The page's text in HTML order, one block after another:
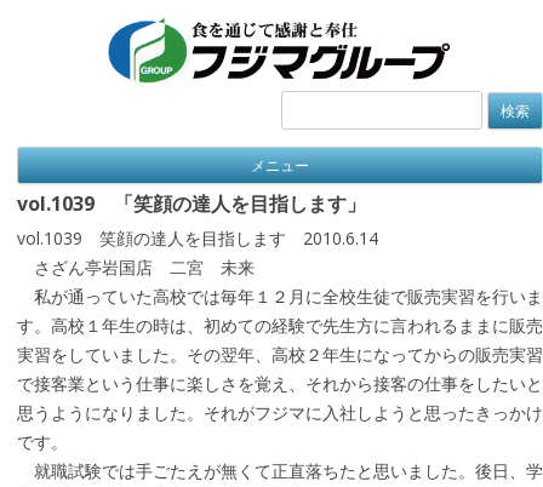
検
メニュー
vol.1039 「笑顔の達人を目指します」
vol.1039 笑顔の達人を目指します 2010.6.14
さざん亭岩国店 二宮 未来
私が通っていた高校では毎年１２月に全校生徒で販売実習を行いま
す。高校１年生の時は、初めての経験で先生方に言われるままに販売
実習をしていました。その翌年、高校２年生になってからの販売実習
で接客業という仕事に楽しさを覚え、それから接客の仕事をしたいと
思うようになりました。それがフジマに入社しようと思ったきっかけ
です。
就職試験では手ごたえが無くて正直落ちたと思いました。後日、学